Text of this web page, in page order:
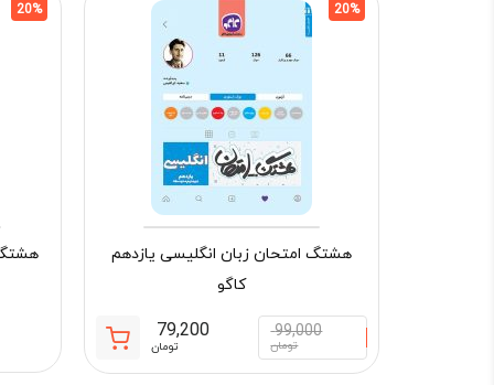
20%
هشتگ امتحان زبان انگلیسی یازدهم
کاگو
99,000
تومان
قیمت
اصلی:
79,200
تومان
قیمت
فعلی:
20%
هشتگ